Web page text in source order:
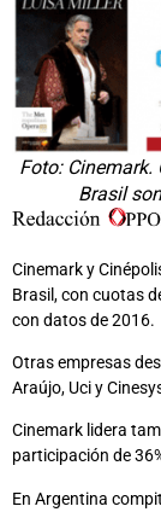
Foto: Cinemark.
Brasil
Cinemark y
Brasil, con cuotas
con datos de 2016.
Otras empresas
Araújo, Uci y
Cinemark lidera
participación de
En Argentina